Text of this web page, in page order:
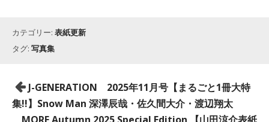
カテゴリー: 表紙更新
タグ: 写真集
投
稿
J-GENERATION 2025年11月号【まるごと1冊大特
集!!】Snow Man 深澤辰哉・佐久間大介・渡辺翔太